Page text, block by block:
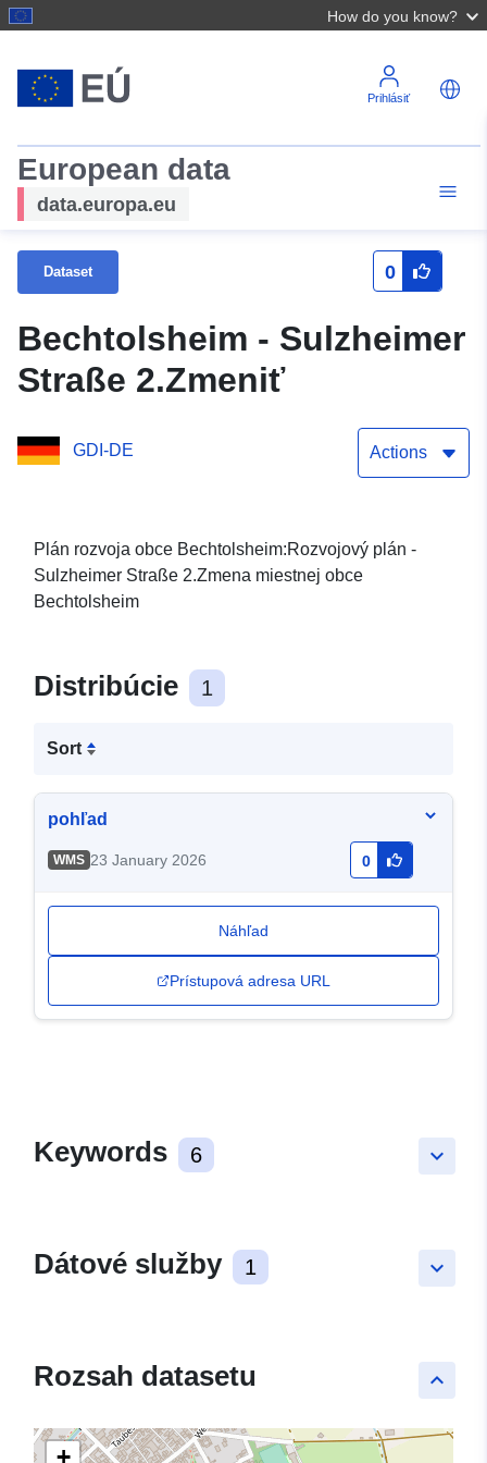
How do you know?
Prihlásiť
European data
data.europa.eu
Dataset 0
Bechtolsheim - Sulzheimer
Straße 2.Zmeniť
GDI-DE Actions
Plán rozvoja obce Bechtolsheim:Rozvojový plán -
Sulzheimer Straße 2.Zmena miestnej obce
Bechtolsheim
Distribúcie 1
Sort
pohľad
WMS 23 January 2026 0
Náhľad
Prístupová adresa URL
keyboard_arrow_down
Keywords 6
keyboard_arrow_down
Dátové služby 1
keyboard_arrow_up
Rozsah datasetu
+